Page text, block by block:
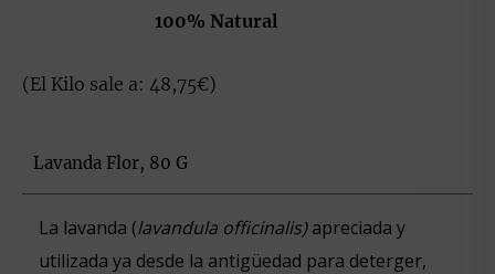
100% Natural
(El Kilo sale a: 48,75€)
Lavanda Flor, 80 G
La lavanda (lavandula officinalis)apreciada y
utilizada ya desde la antigüedad para deterger,